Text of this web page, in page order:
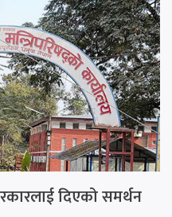
दिएको समर्थन